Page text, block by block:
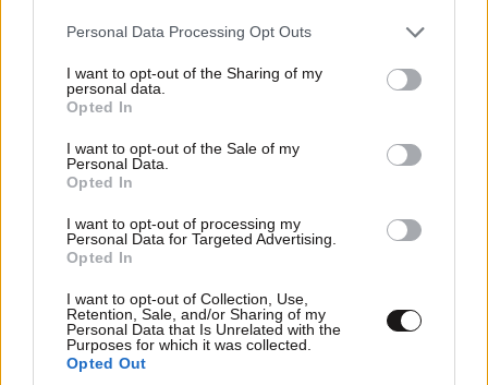
Please note that this website/app uses one or more Google
not limited to your visit or usage behaviour. You may click to
grant or deny consent to Google and its third-party tags to
use your data for below specified purposes in below Google
consent section.
Personal Data Processing Opt Outs
I want to opt-out of the Sharing of my
personal data.
Opted In
I want to opt-out of the Sale of my
Personal Data.
Opted In
I want to opt-out of processing my
Personal Data for Targeted Advertising.
Opted In
I want to opt-out of Collection, Use,
Retention, Sale, and/or Sharing of my
Personal Data that Is Unrelated with the
Purposes for which it was collected.
Opted Out
Σαουδική Αραβία, Τουρκία και Πακιστάν
ενώνουν τις δυνάμεις τους με νέα αμυντική
συμφωνία
και μάθετε πρώτοι όλες τις ειδήσεις